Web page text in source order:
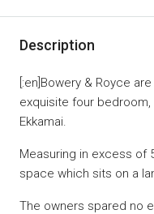
Description
[:en]Bowery & Royce
exquisite four
Ekkamai.
Measuring in excess of
space which sits on a
The owners spared no